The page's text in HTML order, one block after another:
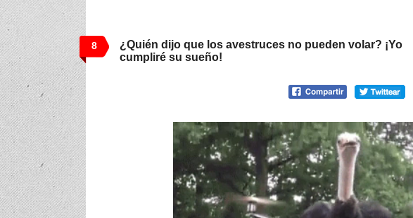
8
¿Quién dijo que los avestruces no pueden volar? ¡Yo
cumpliré su sueño!